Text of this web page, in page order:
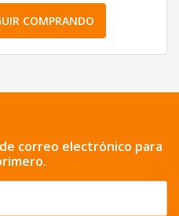
COMPRANDO
correo electrónico para